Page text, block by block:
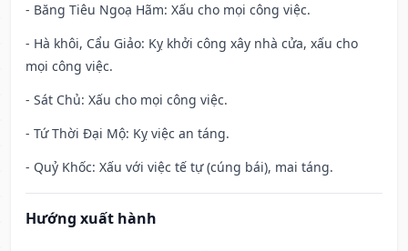
- Băng Tiêu Ngoạ Hãm: Xấu cho mọi công việc.
- Hà khôi, Cẩu Giảo: Kỵ khởi công xây nhà cửa, xấu cho
mọi công việc.
- Sát Chủ: Xấu cho mọi công việc.
- Tứ Thời Đại Mộ: Kỵ việc an táng.
- Quỷ Khốc: Xấu với việc tế tự (cúng bái), mai táng.
Hướng xuất hành